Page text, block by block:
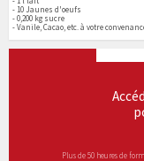
- 10 Jaunes d'oeufs
- 0,200 kg sucre
- Vanile, Cacao, etc. à votre
Plus de 50 heures de